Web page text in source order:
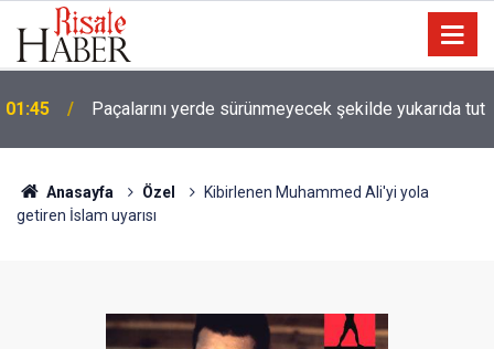
01:45 Paçalarını yerde sürünmeyecek şekilde yukarıda tut
Anasayfa Özel
Kibirlenen Muhammed Ali'yi yola
getiren İslam uyarısı